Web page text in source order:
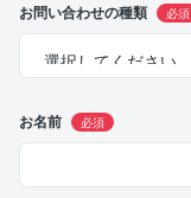
お問い合わせの種類 必須
お名前 必須